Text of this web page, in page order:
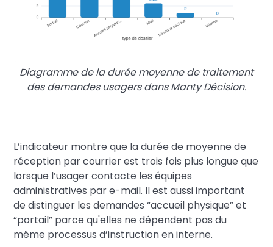
Diagramme de la durée moyenne de traitement
des demandes usagers dans Manty Décision.
L’indicateur montre que la durée de moyenne de
réception par courrier est trois fois plus longue que
lorsque l’usager contacte les équipes
administratives par e-mail. Il est aussi important
de distinguer les demandes “accueil physique” et
“portail” parce qu'elles ne dépendent pas du
même processus d’instruction en interne.